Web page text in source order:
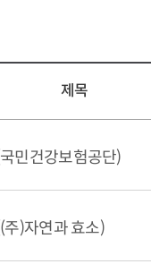
제목
민건강보험공단)
)자연과 효소)